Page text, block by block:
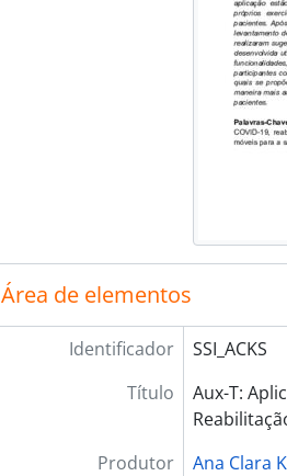
Área de elementos
Identificador
SSI_ACKS
Título
Aux-T:
Produtor
Ana Clara